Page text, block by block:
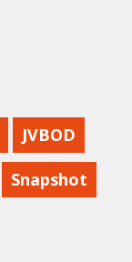
JVBOD
Snapshot